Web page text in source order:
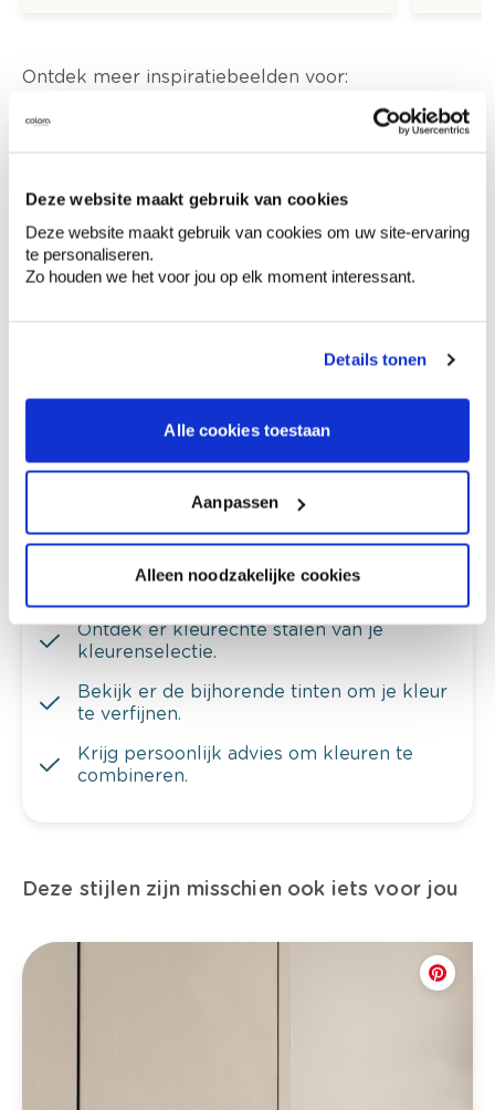
Deze website maakt gebruik van cookies
Deze website maakt gebruik van cookies om uw site-ervaring
te personaliseren.
Zo houden we het voor jou op elk moment interessant.
Details tonen
Alle cookies toestaan
Aanpassen
Alleen noodzakelijke cookies
Ontdek meer inspiratiebeelden voor:
van je muren.
Bekijk je kleur in de winkel
Ontdek er kleurechte stalen van je
kleurenselectie.
Bekijk er de bijhorende tinten om je kleur
te verfijnen.
Krijg persoonlijk advies om kleuren te
combineren.
Deze stijlen zijn misschien ook iets voor jou